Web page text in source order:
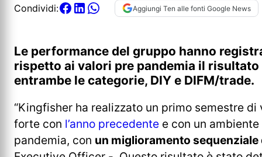
Condividi: Aggiungi Ten alle fonti Google News
Le performance del gruppo hanno
rispetto ai valori pre pandemia il
entrambe le categorie, DIY e DIFM/trade.
“Kingfisher ha realizzato un primo semestre
forte con l’anno precedente e con un
pandemia, con un miglioramento